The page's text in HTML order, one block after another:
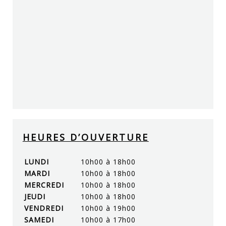
HEURES D’OUVERTURE
LUNDI
10h00 à 18h00
MARDI
10h00 à 18h00
MERCREDI
10h00 à 18h00
JEUDI
10h00 à 18h00
VENDREDI
10h00 à 19h00
SAMEDI
10h00 à 17h00